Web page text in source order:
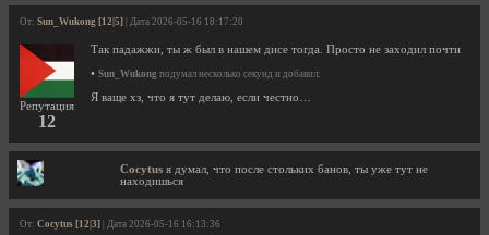
От: Sun_Wukong [12|5] | Дата 2026-05-16 18:17:20
Репутация
12
Так падажжи, ты ж был в нашем дисе тогда. Просто не заходил почти
• Sun_Wukong подумал несколько секунд и добавил:
Я ваще хз, что я тут делаю, если честно…
Cocytus я думал, что после стольких банов, ты уже тут не
находишься
От: Cocytus [12|3] | Дата 2026-05-16 16:13:36